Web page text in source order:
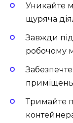
Уникайте
щуряча
Завжди
робочому
Тримайте